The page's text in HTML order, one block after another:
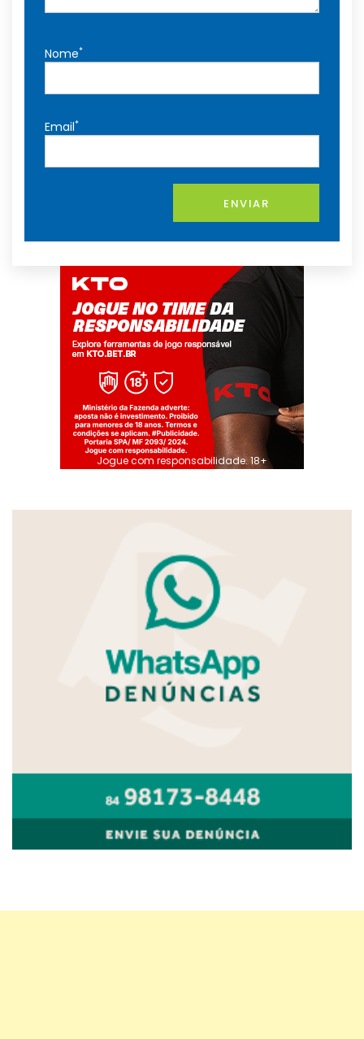
Nome*
Email*
ENVIAR
Jogue com responsabilidade. 18+